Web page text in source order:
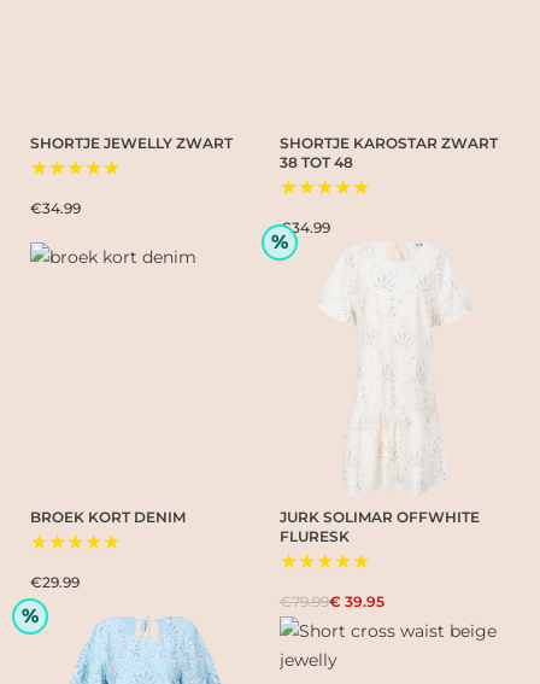
SHORTJE JEWELLY ZWART
★★★★★
€34.99
SHORTJE KAROSTAR ZWART
38 TOT 48
★★★★★
€34.99
BROEK KORT DENIM
★★★★★
€29.99
%
JURK SOLIMAR OFFWHITE
FLURESK
★★★★★
€79.99€ 39.95
%